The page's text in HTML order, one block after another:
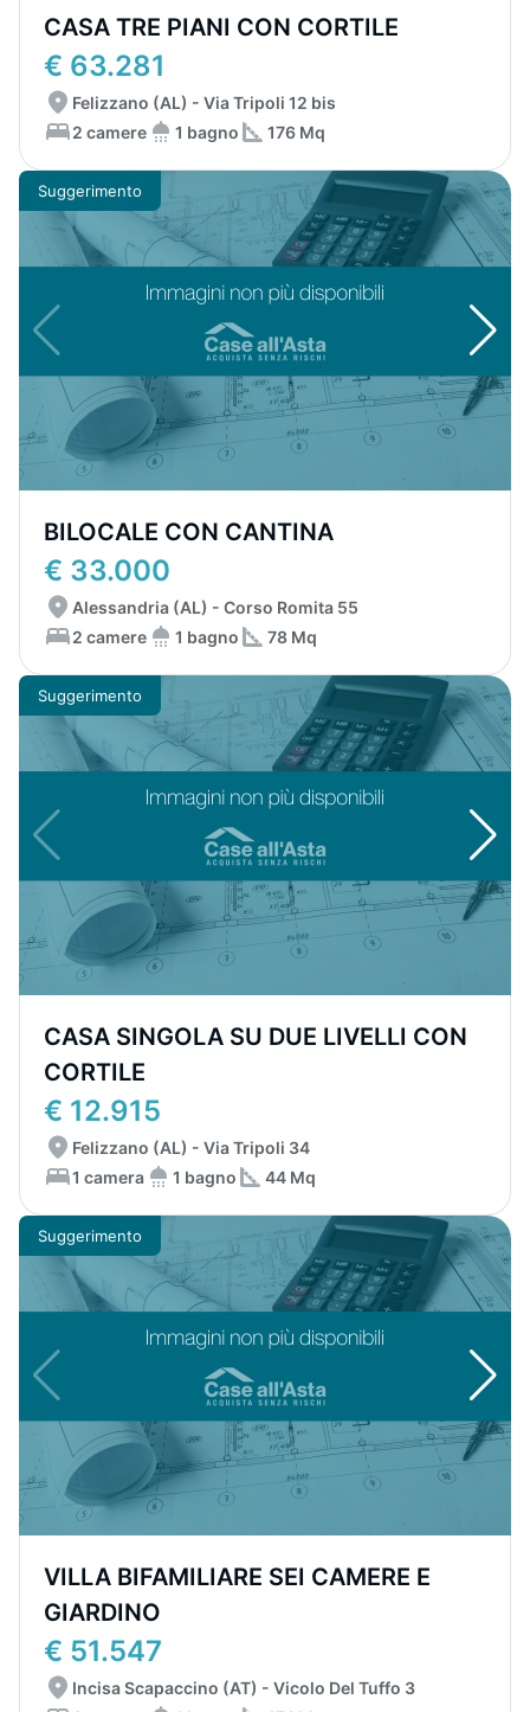
CASA TRE PIANI CON CORTILE
€ 63.281
Felizzano (AL) - Via Tripoli 12 bis
2 camere
1 bagno 176 Mq
Suggerimento
BILOCALE CON CANTINA
€ 33.000
Alessandria (AL) - Corso Romita 55
2 camere
1 bagno 78 Mq
Suggerimento
CASA SINGOLA SU DUE LIVELLI CON
CORTILE
€ 12.915
Felizzano (AL) - Via Tripoli 34
1 camera
1 bagno 44 Mq
Suggerimento
VILLA BIFAMILIARE SEI CAMERE E
GIARDINO
€ 51.547
Incisa Scapaccino (AT) - Vicolo Del Tuffo 3